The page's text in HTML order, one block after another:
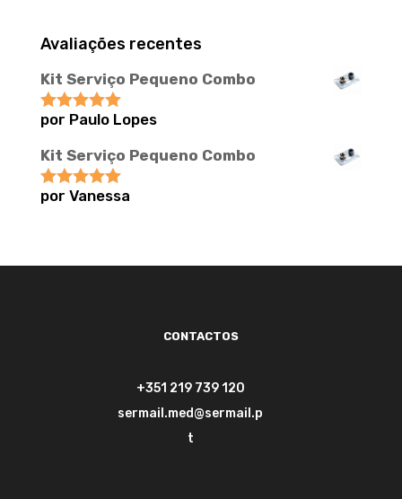
Avaliações recentes
Kit Serviço Pequeno Combo
Avaliação5
por Paulo Lopes
Kit Serviço Pequeno Combo
Avaliação5
por Vanessa
CONTACTOS
+351 219 739 120
sermail.med@sermail.p
t